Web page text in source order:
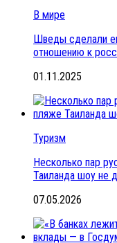
В мире
Шведы сделали
отношению к
01.11.2025
Туризм
Несколько пар
Таиланда шоу не
07.05.2026